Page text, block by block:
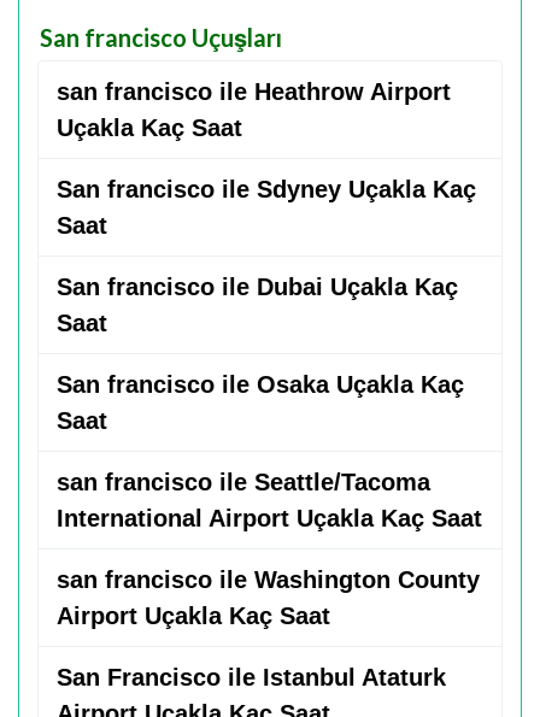
San francisco Uçuşları
san francisco ile Heathrow Airport
Uçakla Kaç Saat
San francisco ile Sdyney Uçakla Kaç
Saat
San francisco ile Dubai Uçakla Kaç
Saat
San francisco ile Osaka Uçakla Kaç
Saat
san francisco ile Seattle/Tacoma
International Airport Uçakla Kaç Saat
san francisco ile Washington County
Airport Uçakla Kaç Saat
San Francisco ile Istanbul Ataturk